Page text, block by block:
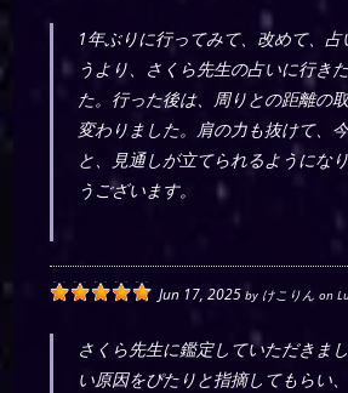
1年ぶりに行ってみて、改めて、
うより、さくら先生の占いに行き
た。行った後は、周りとの距離の
変わりました。肩の力も抜けて、
と、見通しが立てられるようにな
うございます。
Jun 17, 2025 by けこりん on
さくら先生に鑑定していただきま
い原因をぴたりと指摘してもらい